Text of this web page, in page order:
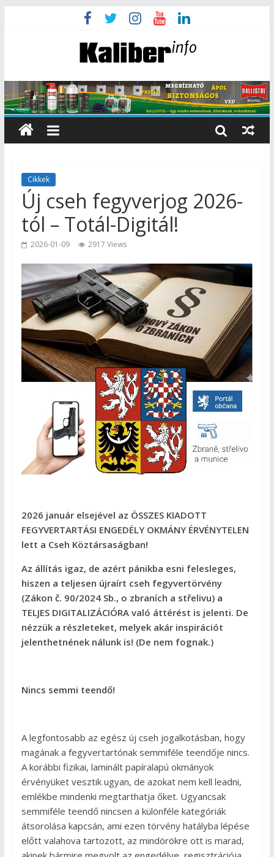
Cikkek
Új cseh fegyverjog 2026-
tól – Totál-Digitál!
2026-01-09 2917 Views
2026 január elsejével az ÖSSZES KIADOTT
FEGYVERTARTÁSI ENGEDÉLY OKMÁNY ÉRVÉNYTELEN
lett a Cseh Köztársaságban!
Az állítás igaz, de azért pánikba esni felesleges,
hiszen a teljesen újraírt cseh fegyvertörvény
(Zákon č. 90/2024 Sb., o zbraních a střelivu) a
TELJES DIGITALIZÁCIÓRA való áttérést is jelenti. De
nézzük a részleteket, melyek akár inspirációt
jelenthetnének nálunk is! (De nem fognak.)
Nincs semmi teendő!
A legfontosabb az egész új cseh jogalkotásban, hogy
magának a fegyvertartónak semmiféle teendője nincs.
A korábbi fizikai, laminált papíralapú okmányok
érvényüket vesztik ugyan, de azokat nem kell leadni,
emlékbe mindenki megtarthatja őket. Ugyancsak
semmiféle teendő nincsen a különféle kategóriák
átsorolása kapcsán, ami ezen törvény hatályba lépése
előtt valahova tartozott, az mindörökre ott is marad,